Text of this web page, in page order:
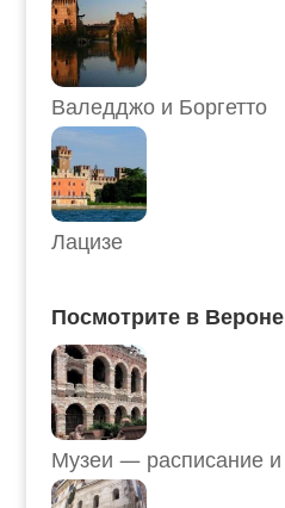
Валедджо и Боргетто
Лацизе
Посмотрите в Вероне